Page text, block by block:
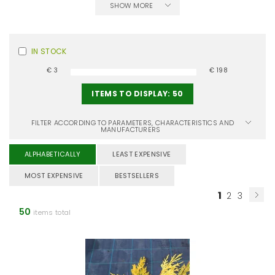
SHOW MORE
IN STOCK
€3 € 198
ITEMS TO DISPLAY: 50
FILTER ACCORDING TO PARAMETERS, CHARACTERISTICS AND
MANUFACTURERS
ALPHABETICALLY LEAST EXPENSIVE
MOST EXPENSIVE BESTSELLERS
1 2 3
50 items total